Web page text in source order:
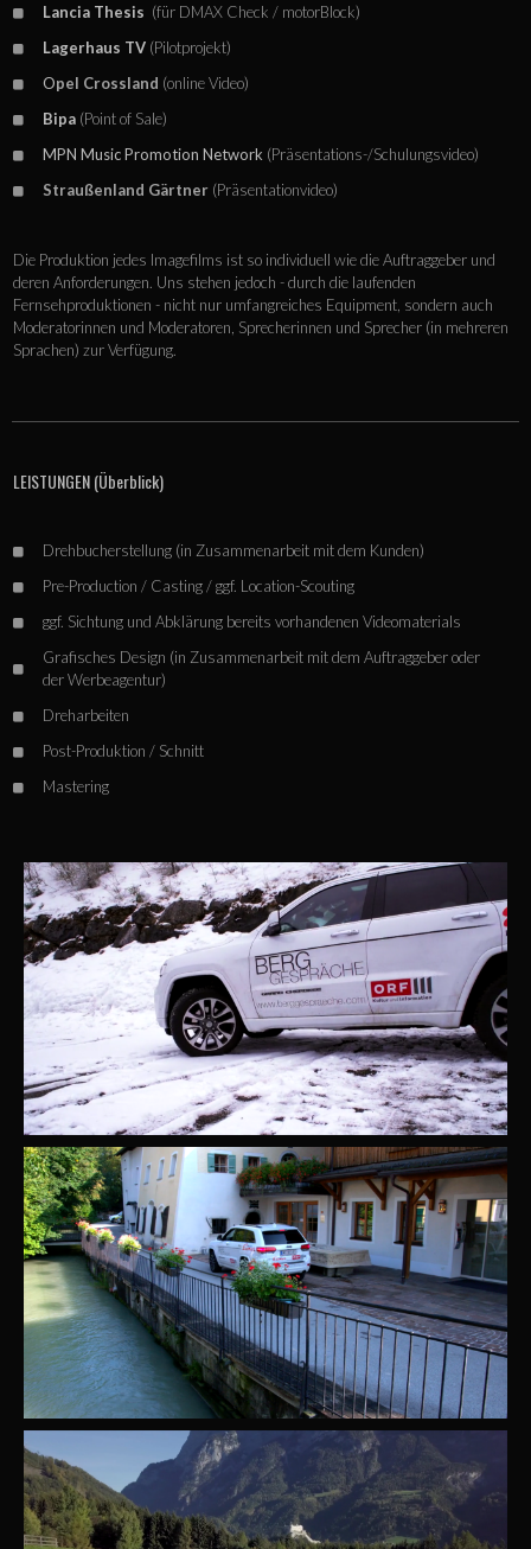
Lancia Thesis (für DMAX Check / motorBlock)
Lagerhaus TV (Pilotprojekt)
Opel Crossland (online Video)
Bipa (Point of Sale)
MPN Music Promotion Network (Präsentations-/Schulungsvideo)
Straußenland Gärtner (Präsentationvideo)
Die Produktion jedes Imagefilms ist so individuell wie die Auftraggeber und
deren Anforderungen. Uns stehen jedoch - durch die laufenden
Fernsehproduktionen - nicht nur umfangreiches Equipment, sondern auch
Moderatorinnen und Moderatoren, Sprecherinnen und Sprecher (in mehreren
Sprachen) zur Verfügung.
LEISTUNGEN (Überblick)
Drehbucherstellung (in Zusammenarbeit mit dem Kunden)
Pre-Production / Casting / ggf. Location-Scouting
ggf. Sichtung und Abklärung bereits vorhandenen Videomaterials
Grafisches Design (in Zusammenarbeit mit dem Auftraggeber oder
der Werbeagentur)
Dreharbeiten
Post-Produktion / Schnitt
Mastering